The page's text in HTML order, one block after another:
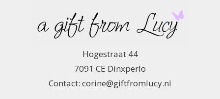
Hogestraat 44
7091 CE Dinxperlo
Contact: corine@giftfromlucy.nl